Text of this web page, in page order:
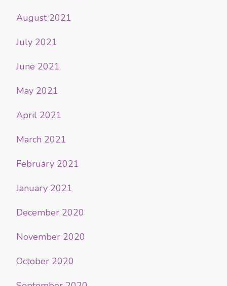
August 2021
July 2021
June 2021
May 2021
April 2021
March 2021
February 2021
January 2021
December 2020
November 2020
October 2020